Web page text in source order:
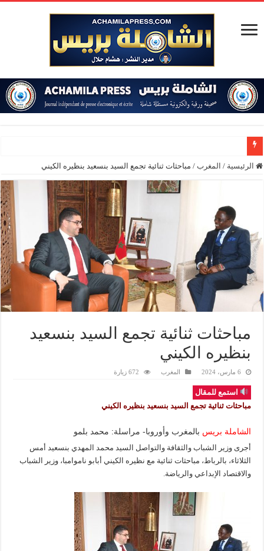
الرئيسية / المغرب / مباحثات ثنائية تجمع السيد بنسعيد بنظيره الكيني
مباحثات ثنائية تجمع السيد بنسعيد
بنظيره الكيني
6 مارس، 2024 المغرب 672 زيارة
استمع للمقال
مباحثات ثنائية تجمع السيد بنسعيد بنظيره الكيني
الشاملة بريس بالمغرب وأوروبا- مراسلة: محمد بلمو
أجرى وزير الشباب والثقافة والتواصل السيد محمد المهدي بنسعيد أمس
الثلاثاء، بالرباط، مباحثات ثنائية مع نظيره الكيني أبابو ناموامبا، وزير الشباب
والاقتصاد الإبداعي والرياضة.